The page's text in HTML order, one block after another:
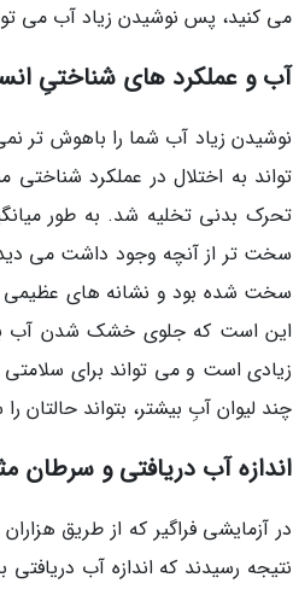
می کنید، پس نوشیدن زیاد آب می
آب و عملکرد های شناختیِ
نوشیدن زیاد آب شما را باهوش تر
سخت تر از آنچه وجود داشت می
سخت شده بود و نشانه های عظیمی از
این است که جلوی خشک شدن آب
زیادی است و می تواند برای
چند لیوان آبِ بیشتر، بتواند حالتان
اندازه آب دریافتی و سرطان
در آزمایشی فراگیر که از طریق